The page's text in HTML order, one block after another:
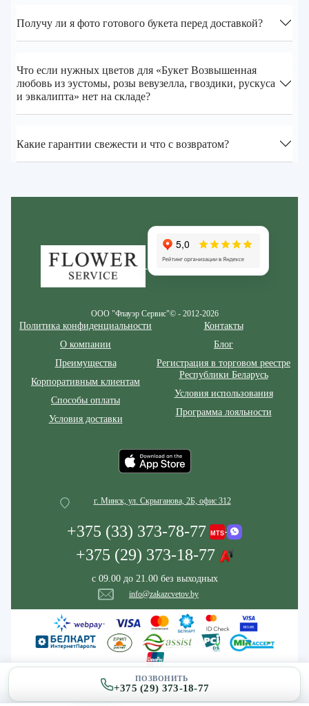
ПОЗВОНИТЬ
+375 (29) 373-18-77
Получу ли я фото готового букета перед доставкой?
Что если нужных цветов для «Букет Возвышенная
любовь из эустомы, розы вeвузелла, гвоздики, рускуса
и эвкалипта» нет на складе?
Какие гарантии свежести и что с возвратом?
ООО "Флауэр Сервис"© - 2012-2026
Политика конфиденциальности
О компании
Преимущества
Корпоративным клиентам
Способы оплаты
Условия доставки
Контакты
Блог
Регистрация в торговом реестре
Республики Беларусь
Условия использования
Программа лояльности
г. Минск, ул. Скрыганова, 2Б, офис 312
+375 (33) 373-78-77
+375 (29) 373-18-77
с 09.00 до 21.00 без выходных
info@zakazcvetov.by